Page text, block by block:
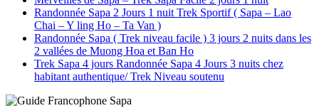
Randonnée Sapa 2 Jours 1 nuit Trek Sportif ( Sapa – Lao
Chai – Y ling Ho – Ta Van )
Randonnée Sapa ( Trek niveau facile ) 3 jours 2 nuits dans les
2 vallées de Muong Hoa et Ban Ho
Trek Sapa 4 jours Randonnée Sapa 4 Jours 3 nuits chez
habitant authentique/ Trek Niveau soutenu